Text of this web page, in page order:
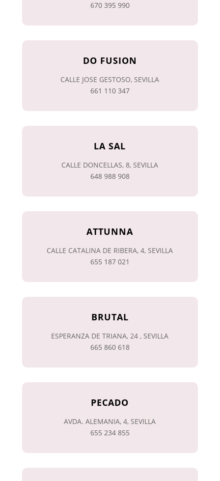
670 395 990
DO FUSION
CALLE JOSE GESTOSO, SEVILLA
661 110 347
LA SAL
CALLE DONCELLAS, 8, SEVILLA
648 988 908
ATTUNNA
CALLE CATALINA DE RIBERA, 4, SEVILLA
655 187 021
BRUTAL
ESPERANZA DE TRIANA, 24 , SEVILLA
665 860 618
PECADO
AVDA. ALEMANIA, 4, SEVILLA
655 234 855